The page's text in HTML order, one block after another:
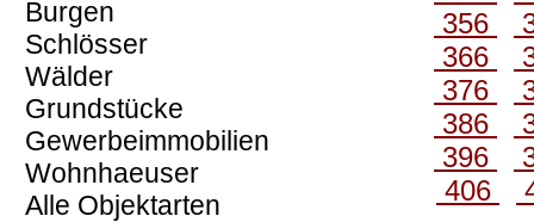
Burgen
Schlösser
Wälder
Grundstücke
Gewerbeimmobilien
Wohnhaeuser
Alle Objektarten
356
366
376
386
396
406